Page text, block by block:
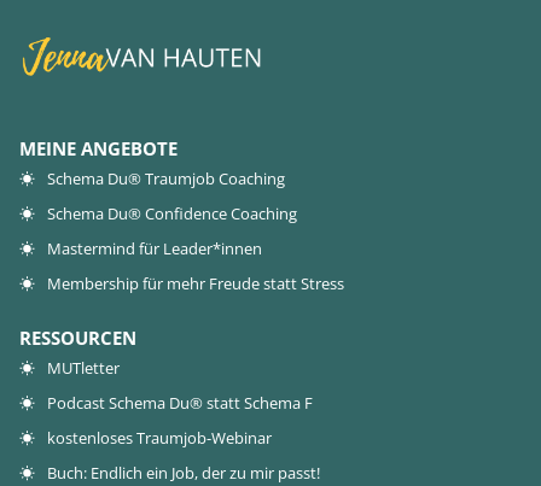
MEINE ANGEBOTE
Schema Du® Traumjob Coaching
Schema Du® Confidence Coaching
Mastermind für Leader*innen
Membership für mehr Freude statt Stress
RESSOURCEN
MUTletter
Podcast Schema Du® statt Schema F
kostenloses Traumjob-Webinar
Buch: Endlich ein Job, der zu mir passt!